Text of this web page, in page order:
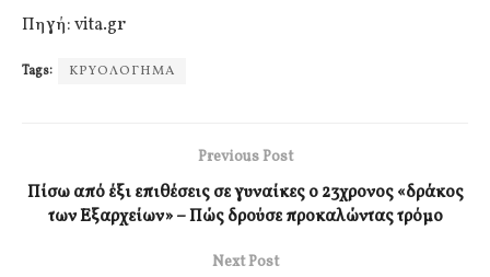
Πηγή: vita.gr
Tags: ΚΡΥΟΛΟΓΗΜΑ
Previous Post
Πίσω από έξι επιθέσεις σε γυναίκες ο 23χρονος «δράκος
των Εξαρχείων» – Πώς δρούσε προκαλώντας τρόμο
Next Post